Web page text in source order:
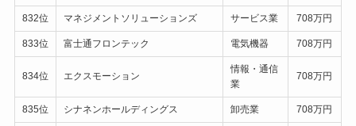
832位 マネジメントソリューションズ サービス業 708万円
833位 富士通フロンテック 電気機器 708万円
834位 エクスモーション
情報・通信
業
708万円
835位 シナネンホールディングス 卸売業 708万円